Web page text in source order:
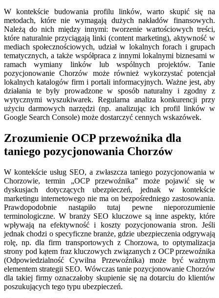
W kontekście budowania profilu linków, warto skupić się na
metodach, które nie wymagają dużych nakładów finansowych.
Należą do nich między innymi: tworzenie wartościowych treści,
które naturalnie przyciągają linki (content marketing), aktywność w
mediach społecznościowych, udział w lokalnych forach i grupach
tematycznych, a także współpraca z innymi lokalnymi biznesami w
ramach wymiany linków lub wspólnych projektów. Tanie
pozycjonowanie Chorzów może również wykorzystać potencjał
lokalnych katalogów firm i portali informacyjnych. Ważne jest, aby
działania te były prowadzone w sposób naturalny i zgodny z
wytycznymi wyszukiwarek. Regularna analiza konkurencji przy
użyciu darmowych narzędzi (np. analizując ich profil linków w
Google Search Console) może dostarczyć cennych wskazówek.
Zrozumienie OCP przewoźnika dla
taniego pozycjonowania Chorzów
W kontekście usług SEO, a zwłaszcza taniego pozycjonowania w
Chorzowie, termin „OCP przewoźnika” może pojawić się w
dyskusjach dotyczących ubezpieczeń, jednak w kontekście
marketingu internetowego nie ma on bezpośredniego zastosowania.
Prawdopodobnie nastąpiło tutaj pewne nieporozumienie
terminologiczne. W branży SEO kluczowe są inne aspekty, które
wpływają na efektywność i koszty pozycjonowania stron. Jeśli
jednak chodzi o specyficzne branże, gdzie ubezpieczenia odgrywają
rolę, np. dla firm transportowych z Chorzowa, to optymalizacja
strony pod kątem fraz kluczowych związanych z OCP przewoźnika
(Odpowiedzialność Cywilna Przewoźnika) może być ważnym
elementem strategii SEO. Wówczas tanie pozycjonowanie Chorzów
dla takiej firmy oznaczałoby skupienie się na dotarciu do klientów
poszukujących tego typu ubezpieczeń.